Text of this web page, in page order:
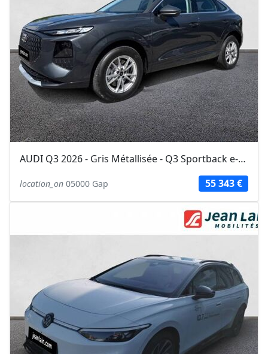
AUDI Q3 2026 - Gris Métallisée - Q3 Sportback e-hybrid 272 ch S tronic 6 Design
location_on 05000 Gap 55 343 €